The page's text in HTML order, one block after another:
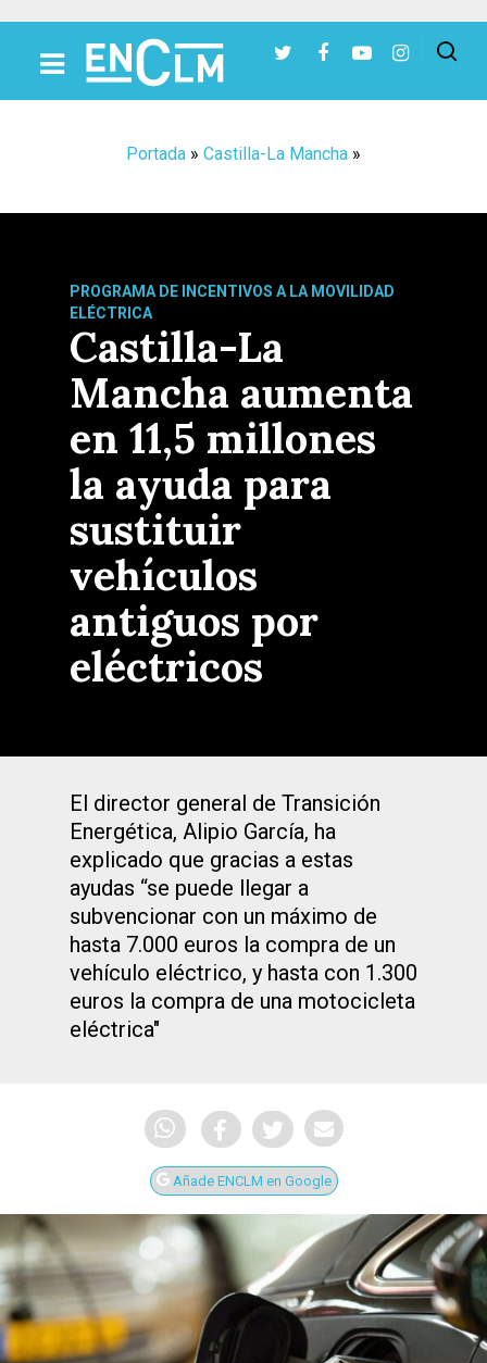
Portada » Castilla-La Mancha »
PROGRAMA DE INCENTIVOS A LA MOVILIDAD
ELÉCTRICA
Castilla-La
Mancha aumenta
en 11,5 millones
la ayuda para
sustituir
vehículos
antiguos por
eléctricos
El director general de Transición
Energética, Alipio García, ha
explicado que gracias a estas
ayudas “se puede llegar a
subvencionar con un máximo de
hasta 7.000 euros la compra de un
vehículo eléctrico, y hasta con 1.300
euros la compra de una motocicleta
eléctrica"
Añade ENCLM en Google